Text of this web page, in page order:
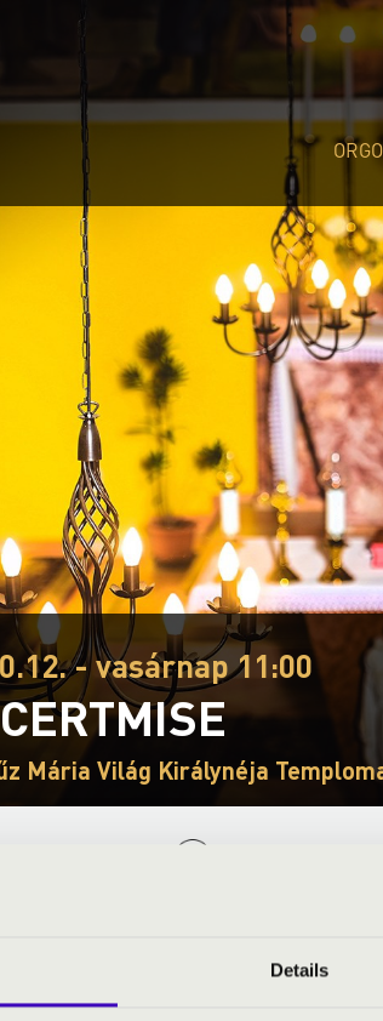
Details
- vasárnap 11:00
Mária Világ Királynéja
a Filharmónia Magyarország
Kulturális Program keretében valósul